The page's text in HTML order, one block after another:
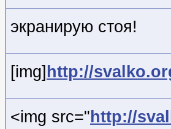
экранирую стоя!
[img] http://
<img src=" http://